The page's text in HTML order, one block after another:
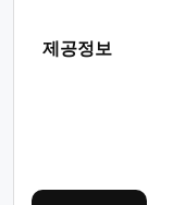
제공정보